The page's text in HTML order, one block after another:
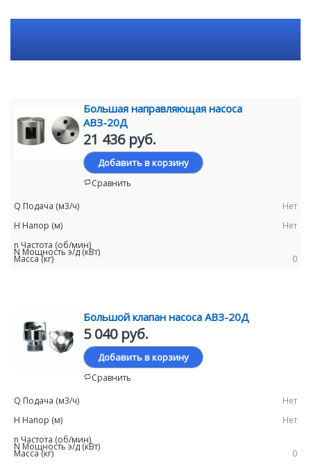
Большая направляющая насоса
АВЗ-20Д
21 436 руб.
Добавить в корзину
Сравнить
Нет
Нет
0
Большой клапан насоса АВЗ-20Д
5 040 руб.
Добавить в корзину
Сравнить
Нет
Нет
0